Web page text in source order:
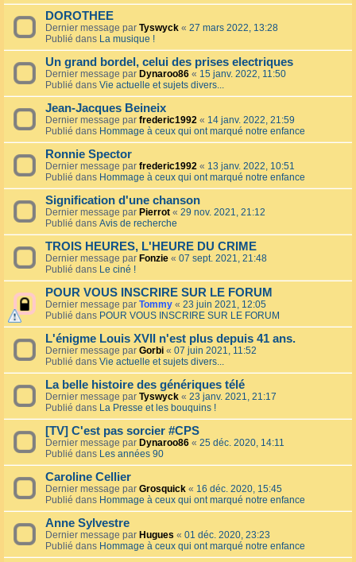
DOROTHEE
Dernier message par Tyswyck « 27 mars 2022, 13:28
Publié dans La musique !
Un grand bordel, celui des prises electriques
Dernier message par Dynaroo86 « 15 janv. 2022, 11:50
Publié dans Vie actuelle et sujets divers...
Jean-Jacques Beineix
Dernier message par frederic1992 « 14 janv. 2022, 21:59
Publié dans Hommage à ceux qui ont marqué notre enfance
Ronnie Spector
Dernier message par frederic1992 « 13 janv. 2022, 10:51
Publié dans Hommage à ceux qui ont marqué notre enfance
Signification d'une chanson
Dernier message par Pierrot « 29 nov. 2021, 21:12
Publié dans Avis de recherche
TROIS HEURES, L'HEURE DU CRIME
Dernier message par Fonzie « 07 sept. 2021, 21:48
Publié dans Le ciné !
POUR VOUS INSCRIRE SUR LE FORUM
Dernier message par Tommy « 23 juin 2021, 12:05
Publié dans POUR VOUS INSCRIRE SUR LE FORUM
L'énigme Louis XVII n'est plus depuis 41 ans.
Dernier message par Gorbi « 07 juin 2021, 11:52
Publié dans Vie actuelle et sujets divers...
La belle histoire des génériques télé
Dernier message par Tyswyck « 23 janv. 2021, 21:17
Publié dans La Presse et les bouquins !
[TV] C'est pas sorcier #CPS
Dernier message par Dynaroo86 « 25 déc. 2020, 14:11
Publié dans Les années 90
Caroline Cellier
Dernier message par Grosquick « 16 déc. 2020, 15:45
Publié dans Hommage à ceux qui ont marqué notre enfance
Anne Sylvestre
Dernier message par Hugues « 01 déc. 2020, 23:23
Publié dans Hommage à ceux qui ont marqué notre enfance